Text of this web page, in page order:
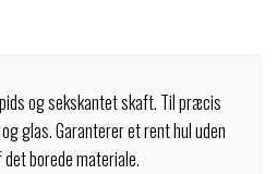
og sekskantet skaft. Til præcis
glas. Garanterer et rent hul uden
borede materiale.